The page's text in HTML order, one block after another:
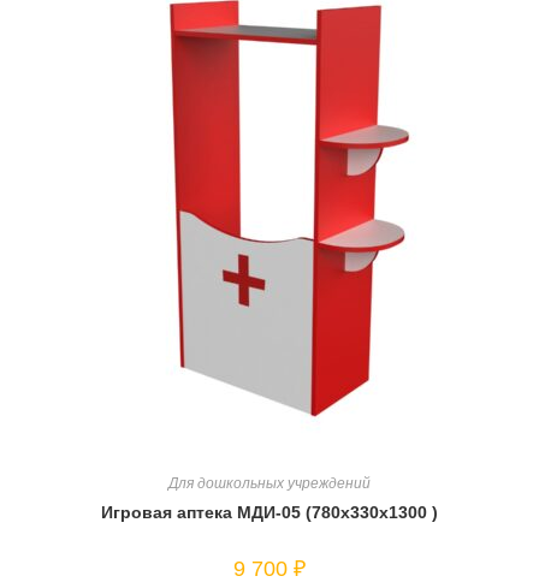
Для дошкольных учреждений
Игровая аптека МДИ-05 (780х330х1300 )
9 700 ₽